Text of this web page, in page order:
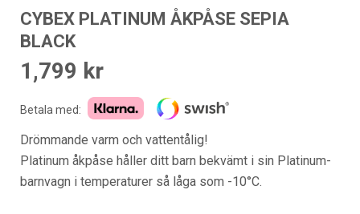
CYBEX PLATINUM ÅKPÅSE SEPIA
BLACK
1,799 kr
Betala med:
Drömmande varm och vattentålig!
Platinum åkpåse håller ditt barn bekvämt i sin Platinum-
barnvagn i temperaturer så låga som -10°C.